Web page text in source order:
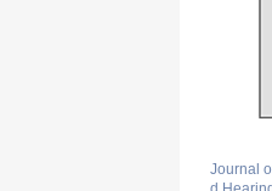
Journal